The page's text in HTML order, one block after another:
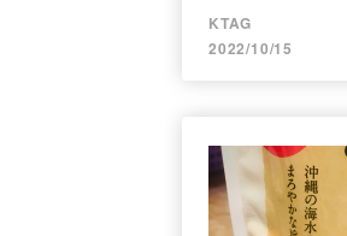
KTAG
2022/10/15